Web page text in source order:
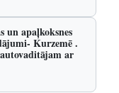
un apaļkoksnes
Kurzemē .
ar